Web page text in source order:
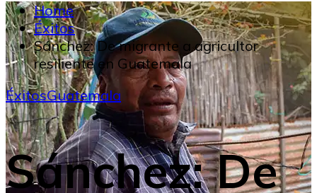
Home
Éxitos
Sánchez: De migrante a agricultor
resiliente en Guatemala
ÉxitosGuatemala
Sánchez: De